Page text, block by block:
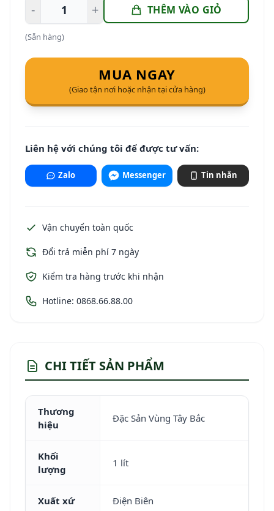
- + THÊM VÀO GIỎ
(Sẵn hàng)
MUA NGAY
(Giao tận nơi hoặc nhận tại cửa hàng)
Liên hệ với chúng tôi để được tư vấn:
Zalo Messenger Tin nhắn
Vận chuyển toàn quốc
Đổi trả miễn phí 7 ngày
Kiểm tra hàng trước khi nhận
Hotline: 0868.66.88.00
CHI TIẾT SẢN PHẨM
Thương
hiệu
Đặc Sản Vùng Tây Bắc
Khối
lượng
1 lít
Xuất xứ Điện Biên